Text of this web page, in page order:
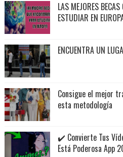
LAS MEJORES
ESTUDIAR EN
ENCUENTRA UN
Consigue el mejor
esta metodología
✔️ Convierte Tus
Está Poderosa App